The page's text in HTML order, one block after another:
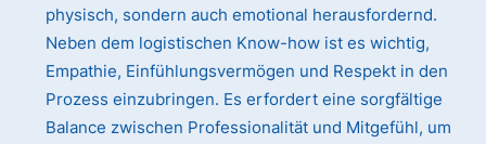
physisch, sondern auch emotional herausfordernd.
Neben dem logistischen Know-how ist es wichtig,
Empathie, Einfühlungsvermögen und Respekt in den
Prozess einzubringen. Es erfordert eine sorgfältige
Balance zwischen Professionalität und Mitgefühl, um